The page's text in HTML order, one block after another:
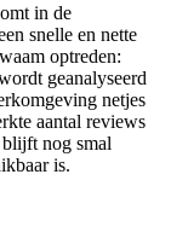
in de
snelle en nette
optreden:
geanalyseerd
netjes
aantal reviews
blijft nog smal
is.